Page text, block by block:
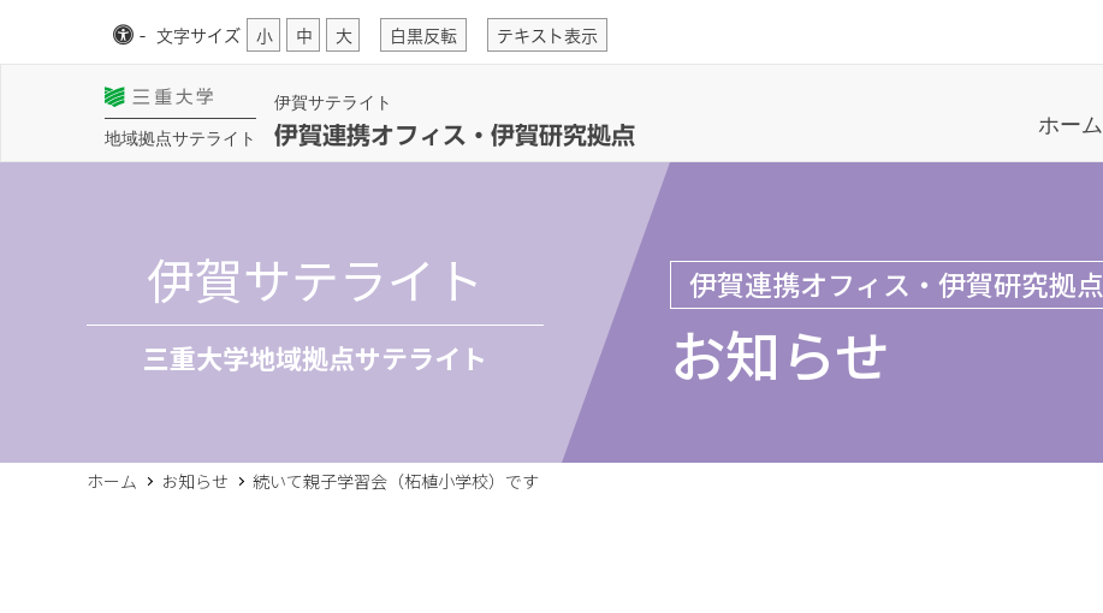
- 文字サイズ 小 中 大 白黒反転 テキスト表示
地域拠点サテライト
伊賀サテライト
伊賀連携オフィス・伊賀研究拠点 ホーム
伊賀サテライト
三重大学地域拠点サテライト
伊賀連携オフィス・伊賀研究拠点
お知らせ
ホーム お知らせ 続いて親子学習会（柘植小学校）です